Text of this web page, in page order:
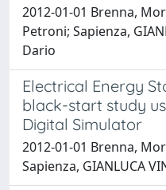
2012-01-01 Brenna,
Petroni; Sapienza,
Dario
Electrical Energy
black-start study
Digital Simulator
2012-01-01 Brenna,
Sapienza, GIANLUCA